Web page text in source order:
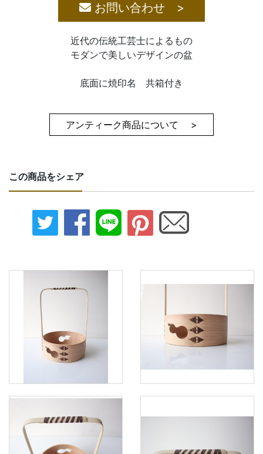
お問い合わせ >
近代の伝統工芸士によるもの
モダンで美しいデザインの盆
底面に焼印名 共箱付き
アンティーク商品について >
この商品をシェア